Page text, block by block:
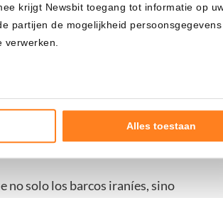
krijgt Newsbit toegang tot informatie op
partijen de mogelijkheid
voor bovenstaande doelen of maak
en bijwerken door op de tekst 'cookies' te
Alles toestaan
líderes, muertos.
cambia completamente el
no solo los barcos iraníes, sino